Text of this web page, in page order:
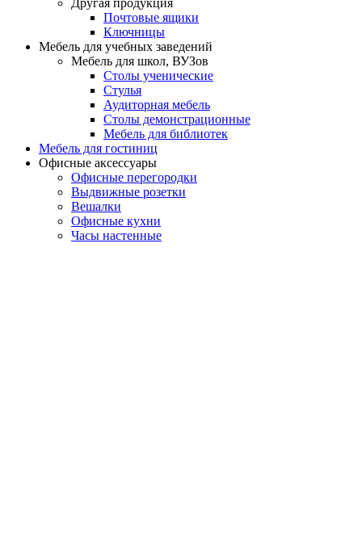
Другая продукция
Почтовые ящики
Ключницы
Мебель для учебных заведений
Мебель для школ, ВУЗов
Столы ученические
Стулья
Аудиторная мебель
Столы демонстрационные
Мебель для библиотек
Мебель для гостиниц
Офисные аксессуары
Офисные перегородки
Выдвижные розетки
Вешалки
Офисные кухни
Часы настенные